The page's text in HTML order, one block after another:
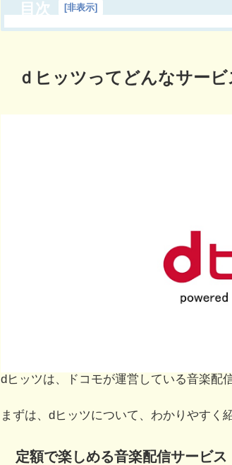
目次 [非表示]
ｄヒッツってどんなサービ
dヒッツは、ドコモが運営している音楽配
まずは、dヒッツについて、わかりやすく
定額で楽しめる音楽配信サービス